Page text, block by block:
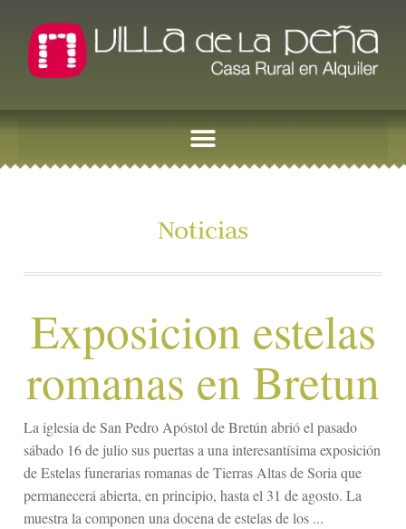
Noticias
Exposicion estelas
romanas en Bretun
La iglesia de San Pedro Apóstol de Bretún abrió el pasado
sábado 16 de julio sus puertas a una interesantísima exposición
de Estelas funerarias romanas de Tierras Altas de Soria que
permanecerá abierta, en principio, hasta el 31 de agosto. La
muestra la componen una docena de estelas de los ...